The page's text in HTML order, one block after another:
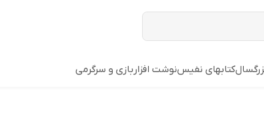
کتابهای نفیسنوشت افزار بازي و سرگرمي